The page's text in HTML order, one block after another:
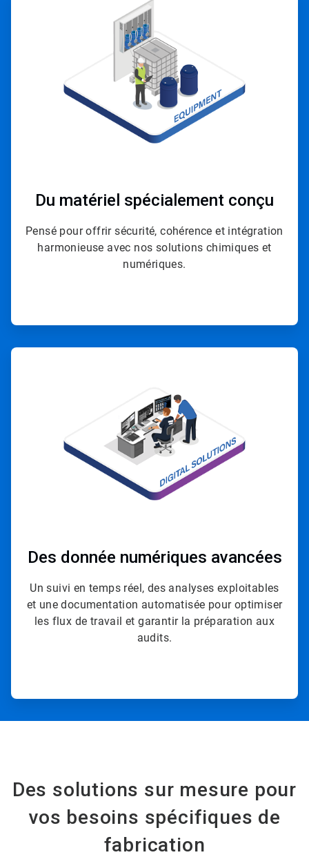
4
Du matériel spécialement conçu
Pensé pour offrir sécurité, cohérence et intégration
harmonieuse avec nos solutions chimiques et
numériques.
Des donnée numériques avancées
Un suivi en temps réel, des analyses exploitables
et une documentation automatisée pour optimiser
les flux de travail et garantir la préparation aux
audits.
Des solutions sur mesure pour
vos besoins spécifiques de
fabrication